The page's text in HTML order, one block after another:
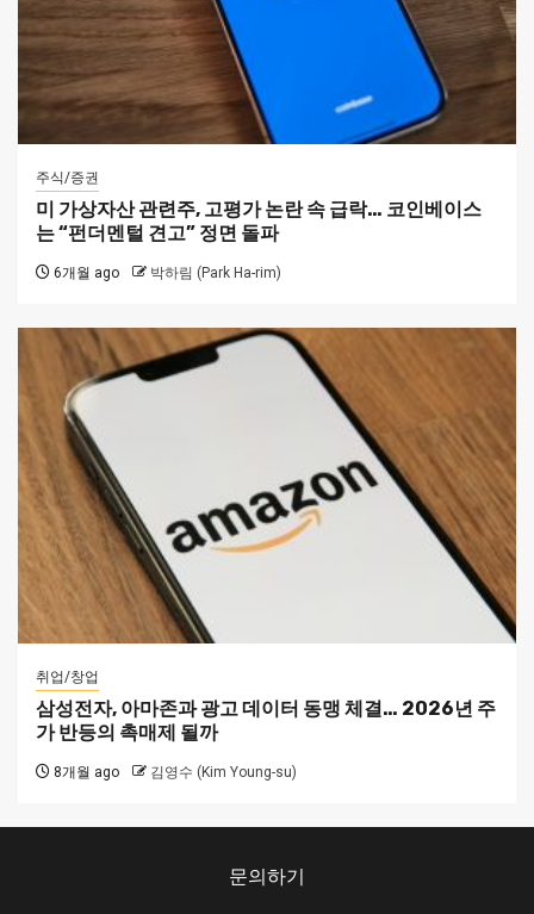
주식/증권
미 가상자산 관련주, 고평가 논란 속 급락… 코인베이스
는 “펀더멘털 견고” 정면 돌파
6개월 ago 박하림 (Park Ha-rim)
취업/창업
삼성전자, 아마존과 광고 데이터 동맹 체결… 2026년 주
가 반등의 촉매제 될까
8개월 ago 김영수 (Kim Young-su)
문의하기